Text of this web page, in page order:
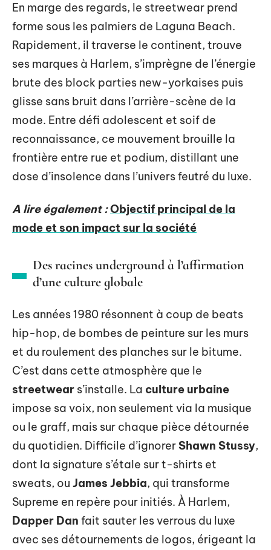
En marge des regards, le streetwear prend
forme sous les palmiers de Laguna Beach.
Rapidement, il traverse le continent, trouve
ses marques à Harlem, s’imprègne de l’énergie
brute des block parties new-yorkaises puis
glisse sans bruit dans l’arrière-scène de la
mode. Entre défi adolescent et soif de
reconnaissance, ce mouvement brouille la
frontière entre rue et podium, distillant une
dose d’insolence dans l’univers feutré du luxe.
A lire également :Objectif principal de la
mode et son impact sur la société
Des racines underground à l’affirmation
d’une culture globale
Les années 1980 résonnent à coup de beats
hip-hop, de bombes de peinture sur les murs
et du roulement des planches sur le bitume.
C’est dans cette atmosphère que le
streetwear s’installe. La culture urbaine
impose sa voix, non seulement via la musique
ou le graff, mais sur chaque pièce détournée
du quotidien. Difficile d’ignorer Shawn Stussy,
dont la signature s’étale sur t-shirts et
sweats, ou James Jebbia, qui transforme
Supreme en repère pour initiés. À Harlem,
Dapper Dan fait sauter les verrous du luxe
avec ses détournements de logos, érigeant la